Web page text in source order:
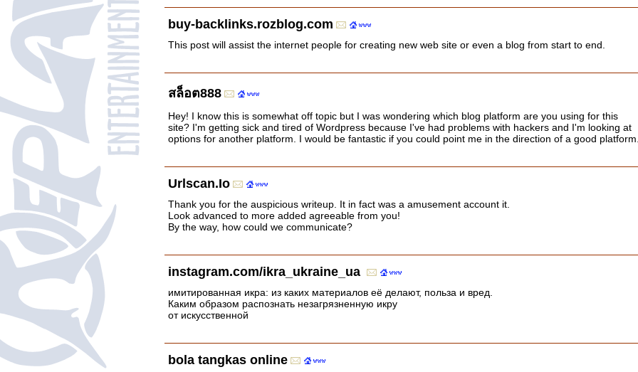
buy-backlinks.rozblog.com
This post will assist the internet people for creating new web site or even a blog from start to end.
สล็อต888
Hey! I know this is somewhat off topic but I was wondering which blog platform are you using for this
site? I'm getting sick and tired of Wordpress because I've had problems with hackers and I'm looking at
options for another platform. I would be fantastic if you could point me in the direction of a good
Urlscan.Io
Thank you for the auspicious writeup. It in fact was a amusement account it.
Look advanced to more added agreeable from you!
By the way, how could we communicate?
instagram.com/ikra_ukraine_ua
имитированная икра: из каких материалов её делают, польза и вред.
Каким образом распознать незагрязненную икру
от искусственной
bola tangkas online